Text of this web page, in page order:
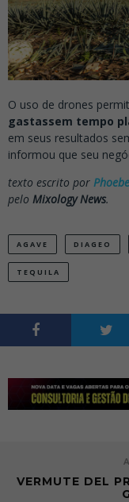
O uso de drones
gastassem tempo
em seus resultados
informou que seu
texto escrito por
pelo Mixology News.
AGAVE DIAGEO
TEQUILA
VERMUTE DEL